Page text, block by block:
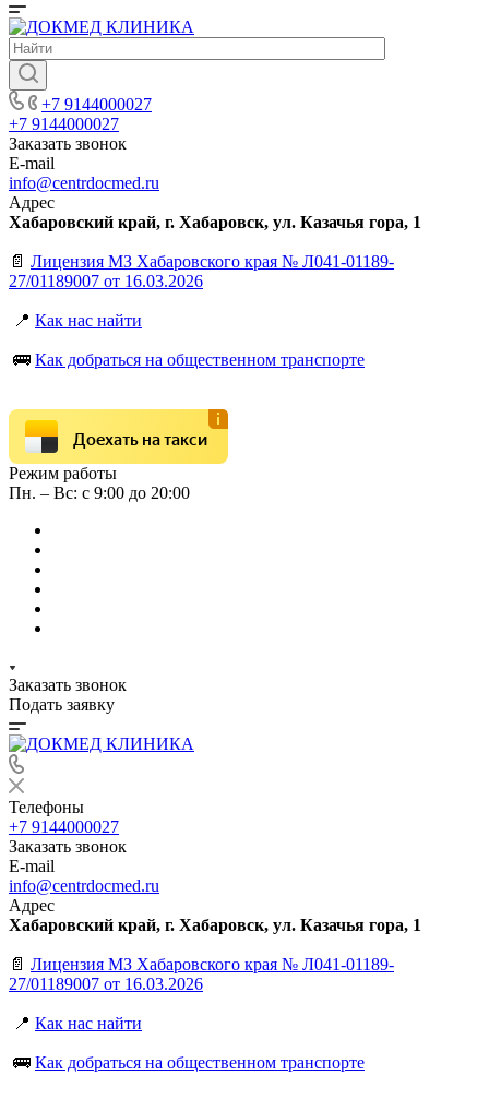
+7 9144000027
+7 9144000027
Заказать звонок
E-mail
info@centrdocmed.ru
Адрес
Хабаровский край, г. Хабаровск, ул. Казачья гора, 1
📄 Лицензия МЗ Хабаровского края № Л041-01189-
27/01189007 от 16.03.2026
📍 Как нас найти
🚌 Как добраться на общественном транспорте
Доехать на такси
Режим работы
Пн. – Вс: с 9:00 до 20:00
Заказать звонок
Подать заявку
Телефоны
+7 9144000027
Заказать звонок
E-mail
info@centrdocmed.ru
Адрес
Хабаровский край, г. Хабаровск, ул. Казачья гора, 1
📄 Лицензия МЗ Хабаровского края № Л041-01189-
27/01189007 от 16.03.2026
📍 Как нас найти
🚌 Как добраться на общественном транспорте